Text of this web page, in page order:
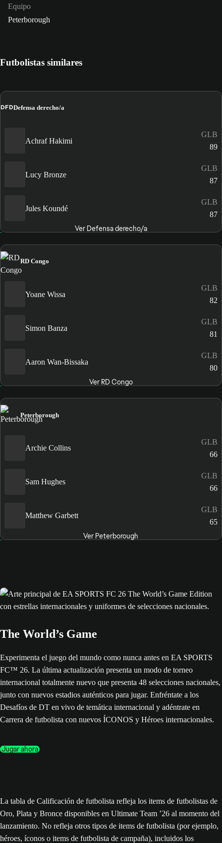
Equipo
Peterborough
Futbolistas similares
DFDDefensa derecho/a
Achraf Hakimi
GLB
89
Lucy Bronze
GLB
87
Jules Koundé
GLB
87
Ver Defensa derecho/a
RD Congo
Yoane Wissa
GLB
82
Simon Banza
GLB
81
Aaron Wan-Bissaka
GLB
80
Ver RD Congo
Peterborough
Archie Collins
GLB
66
Sam Hughes
GLB
66
Matthew Garbett
GLB
65
Ver Peterborough
The World’s Game
Experimenta el juego del mundo como nunca antes en EA SPORTS
FC™ 26. La última actualización presenta un modo de torneo
internacional totalmente nuevo que presenta 48 selecciones nacionales,
junto con nuevos estadios auténticos para jugar. Enfréntate a los
Desafíos de DT en vivo de temática internacional y adéntrate en
Carrera de futbolista con nuevos ÍCONOS y Héroes internacionales.
Jugar ahora
La tabla de Calificación de futbolista refleja los items de futbolistas de
Oro, Plata y Bronce disponibles en Ultimate Team ’26 al momento del
lanzamiento. No refleja otros tipos de items de futbolista (por ejemplo,
héroes, íconos o items de futbolista de campaña), incluidos los